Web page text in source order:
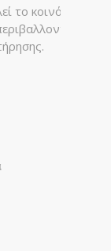
το κοινό και τα